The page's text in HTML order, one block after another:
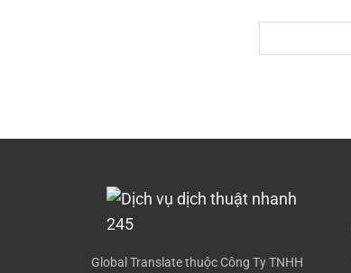
Global Translate thuộc Công Ty TNHH